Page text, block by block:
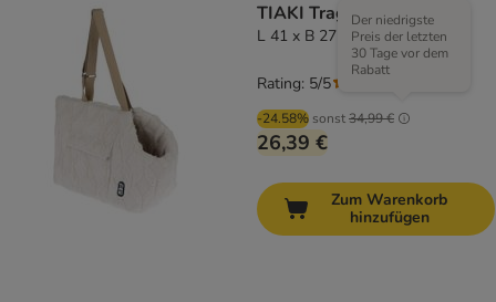
TIAKI Tragetasche Plush
L 41 x B 27 x 29 cm
-24.58% sonst34,99 €
Der niedrigste
Preis der letzten
30 Tage vor dem
Rabatt
26,39 €
Rating: 5/5
Zum Warenkorb
hinzufügen